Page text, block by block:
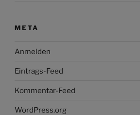
META
Anmelden
Eintrags-Feed
Kommentar-Feed
WordPress.org